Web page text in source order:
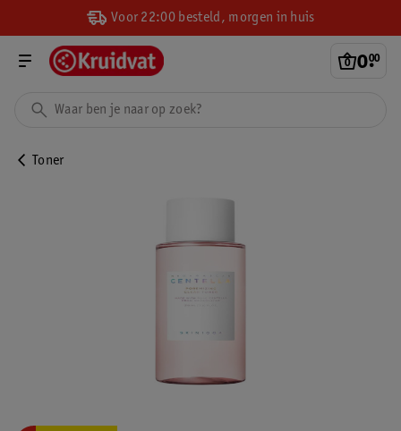
Voor 22:00 besteld, morgen in huis
0.
00
Toner